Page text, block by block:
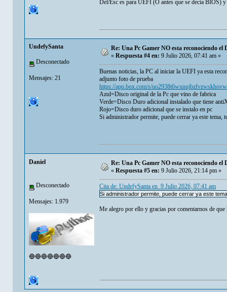
Del/Esc es para UEFI (O antes que se decia BIOS)
UndefySanta
Desconectado
Mensajes: 21
Re: Una Pc Gamer NO esta reconociendo
«Respuesta #4 en:9 Julio 2026, 07:41 am »
Buenas noticias, la PC al iniciar la UEFI ya esta
adjunto foto de prueba
https://app.box.com/s/
Azul=Disco original de la Pc que vino de fabrica
Verde=Disco Duro adicional instalado que tiene
Rojo=Disco duro adicional que se instalo en pc
Si administrador permite, puede cerrar ya este tema,
Danielㅤ
Desconectado
Mensajes: 1.979
🔵🔵🔵🔵🔵🔵🔵
Re: Una Pc Gamer NO esta reconociendo
« Respuesta #5 en: 9 Julio 2026, 21:14 pm »
Cita de: UndefySanta en 9 Julio 2026, 07:41 am
Si administrador permite, puede cerrar ya este
Me alegro por ello y gracias por comentarnos de